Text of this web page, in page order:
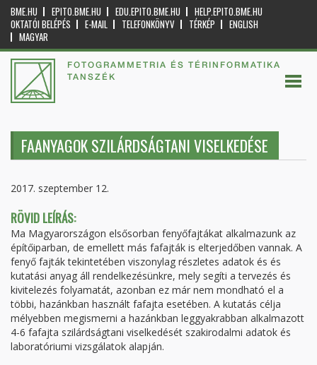
BME.HU EPITO.BME.HU EDU.EPITO.BME.HU
HELP.EPITO.BME.HU
OKTATÓI BELÉPÉS
E-MAIL TELEFONKÖNYV TÉRKÉP
ENGLISH
MAGYAR
FOTOGRAMMETRIA ÉS TÉRINFORMATIKA
TANSZÉK
FAANYAGOK SZILÁRDSÁGTANI VISELKEDÉSE
2017. szeptember 12.
RÖVID LEÍRÁS:
Ma Magyarországon elsősorban fenyőfajtákat alkalmazunk az
építőiparban, de emellett más fafajták is elterjedőben vannak. A
fenyő fajták tekintetében viszonylag részletes adatok és és
kutatási anyag áll rendelkezésünkre, mely segíti a tervezés és
kivitelezés folyamatát, azonban ez már nem mondható el a
többi, hazánkban használt fafajta esetében. A kutatás célja
mélyebben megismerni a hazánkban leggyakrabban alkalmazott
4-6 fafajta szilárdságtani viselkedését szakirodalmi adatok és
laboratóriumi vizsgálatok alapján.